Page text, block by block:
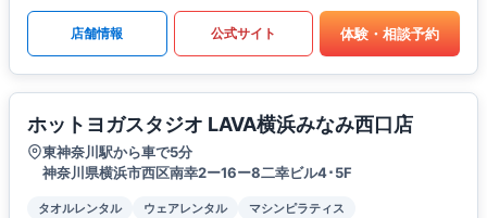
店舗情報 公式サイト 体験・相談予約
ホットヨガスタジオ LAVA横浜みなみ西口店
東神奈川駅から車で5分
神奈川県横浜市西区南幸2ー16ー8二幸ビル4･5F
タオルレンタル ウェアレンタル
マシンピラティス